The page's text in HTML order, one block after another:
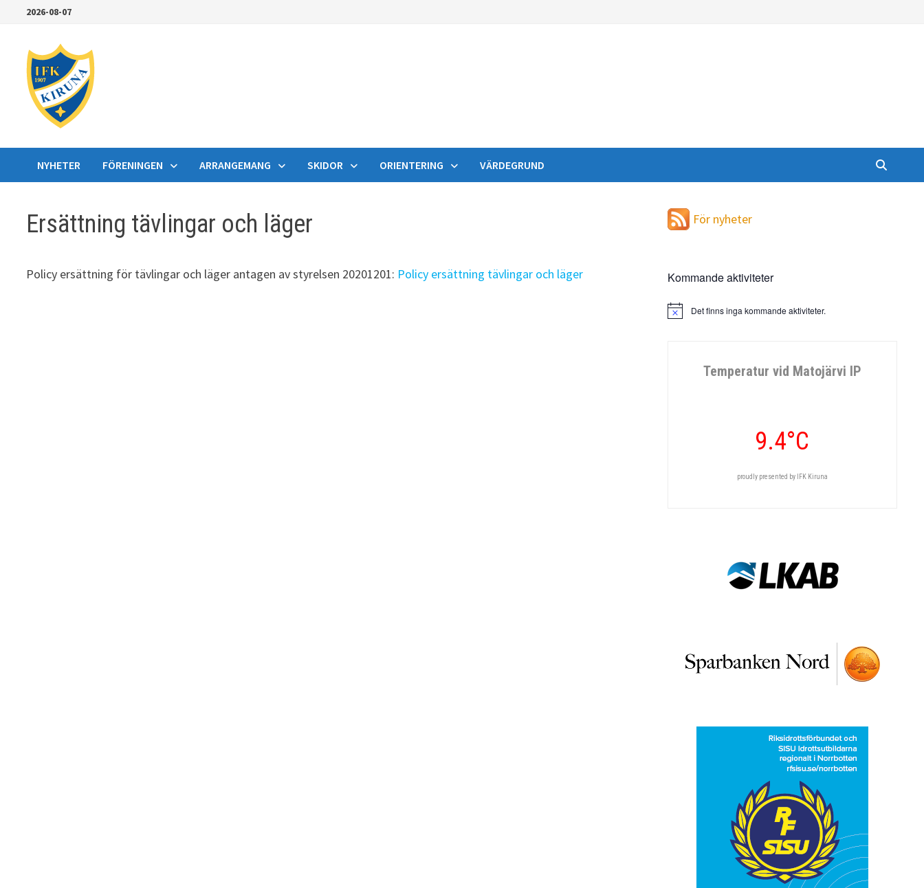
Hoppa
innehåll
2026-08-07
NYHETER FÖRENINGEN ARRANGEMANG SKIDOR ORIENTERING VÄRDEGRUND
Ersättning tävlingar och läger
Policy ersättning för tävlingar och läger antagen av styrelsen 20201201: Policy ersättning tävlingar och läger
För nyheter
Kommande aktiviteter
Notis Det finns inga kommande aktiviteter.
Temperatur vid Matojärvi IP
9.4°C
proudly presented by IFK Kiruna